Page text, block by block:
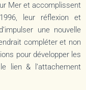
Mer et accomplissent
leur réflexion et
une nouvelle
compléter et non
pour développer les
lien & l’attachement